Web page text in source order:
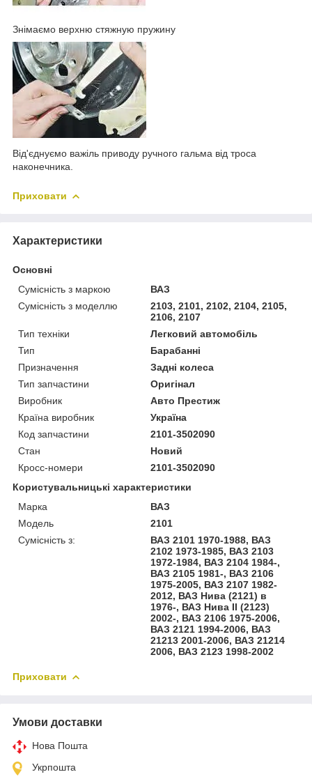
Знімаємо верхню стяжную пружину
Від'єднуємо важіль приводу ручного гальма від троса
наконечника.
Приховати
Характеристики
Основні
Сумісність з маркою
ВАЗ
Сумісність з моделлю
2103, 2101, 2102, 2104, 2105,
2106, 2107
Тип техніки
Легковий автомобіль
Тип
Барабанні
Призначення
Задні колеса
Тип запчастини
Оригінал
Виробник
Авто Престиж
Країна виробник
Україна
Код запчастини
2101-3502090
Стан
Новий
Кросс-номери
2101-3502090
Користувальницькі характеристики
Марка
ВАЗ
Модель
2101
Сумісність з:
ВАЗ 2101 1970-1988, ВАЗ
2102 1973-1985, ВАЗ 2103
1972-1984, ВАЗ 2104 1984-,
ВАЗ 2105 1981-, ВАЗ 2106
1975-2005, ВАЗ 2107 1982-
2012, ВАЗ Нива (2121) в
1976-, ВАЗ Нива II (2123)
2002-, ВАЗ 2106 1975-2006,
ВАЗ 2121 1994-2006, ВАЗ
21213 2001-2006, ВАЗ 21214
2006, ВАЗ 2123 1998-2002
Приховати
Умови доставки
Нова Пошта
Укрпошта